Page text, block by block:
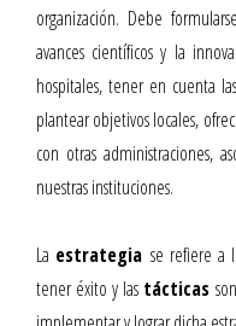
organización. Debe
avances científicos y la
hospitales, tener en cuenta
plantear objetivos locales,
con otras administraciones,
nuestras instituciones.
La estrategia se refiere a
tener éxito y las tácticas